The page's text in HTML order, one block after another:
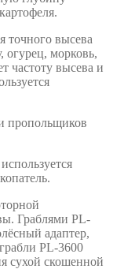
точного высева
огурец, морковь,
частоту высева и
пропольщиков
Граблями PL-
адаптер,
PL-3600
сухой скошенной